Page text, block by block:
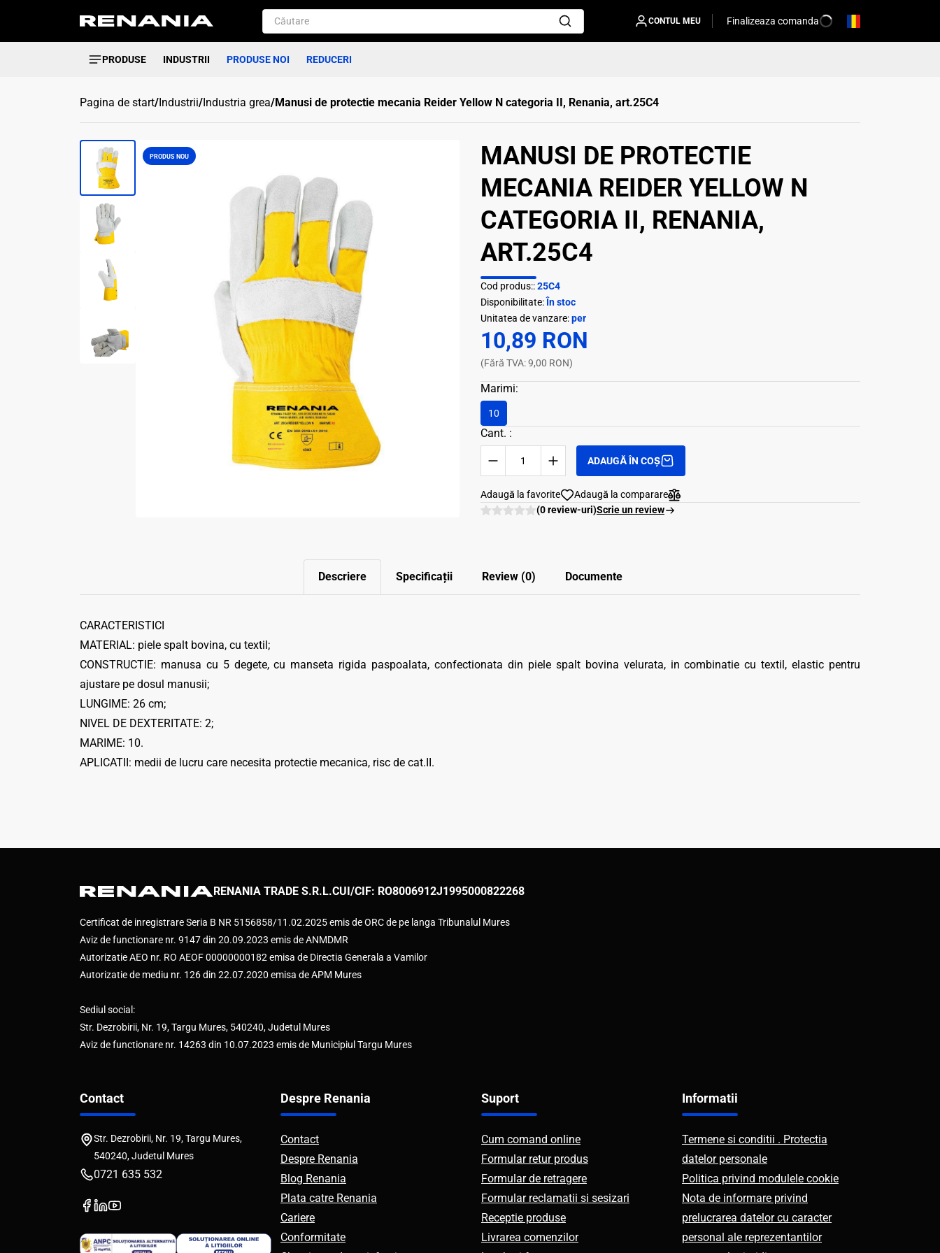
CONTUL MEU Finalizeaza comanda
PRODUSE INDUSTRII PRODUSE NOI REDUCERI
Pagina de start/Industrii/Industria grea/Manusi de protectie mecania Reider Yellow N categoria II, Renania, art.25C4
PRODUS NOU
MANUSI DE PROTECTIE
MECANIA REIDER YELLOW N
CATEGORIA II, RENANIA,
ART.25C4
Cod produs::25C4
Disponibilitate: În stoc
Unitatea de vanzare:per
10,89 RON
(Fără TVA: 9,00 RON)
Marimi:
10
Cant. :
ADAUGĂ ÎN COȘ
Adaugă la favorite
Adaugă la comparare
(0 review-uri)Scrie un review
Descriere Specificații Review (0) Documente
CARACTERISTICI
MATERIAL: piele spalt bovina, cu textil;
CONSTRUCTIE: manusa cu 5 degete, cu manseta rigida paspoalata, confectionata din piele spalt bovina velurata, in combinatie cu textil, elastic pentru
ajustare pe dosul manusii;
LUNGIME: 26 cm;
NIVEL DE DEXTERITATE: 2;
MARIME: 10.
APLICATII: medii de lucru care necesita protectie mecanica, risc de cat.II.
RENANIA TRADE S.R.L.CUI/CIF: RO8006912J1995000822268
Certificat de inregistrare Seria B NR 5156858/11.02.2025 emis de ORC de pe langa Tribunalul Mures
Aviz de functionare nr. 9147 din 20.09.2023 emis de ANMDMR
Autorizatie AEO nr. RO AEOF 00000000182 emisa de Directia Generala a Vamilor
Autorizatie de mediu nr. 126 din 22.07.2020 emisa de APM Mures
Sediul social:
Str. Dezrobirii, Nr. 19, Targu Mures, 540240, Judetul Mures
Aviz de functionare nr. 14263 din 10.07.2023 emis de Municipiul Targu Mures
Contact
Str. Dezrobirii, Nr. 19, Targu Mures,
540240, Judetul Mures
0721 635 532
Despre Renania
Contact
Despre Renania
Blog Renania
Plata catre Renania
Cariere
Conformitate
Suport
Cum comand online
Formular retur produs
Formular de retragere
Formular reclamatii si sesizari
Receptie produse
Livrarea comenzilor
Informatii
Termene si conditii . Protectia
datelor personale
Politica privind modulele cookie
Nota de informare privind
prelucrarea datelor cu caracter
personal ale reprezentantilor